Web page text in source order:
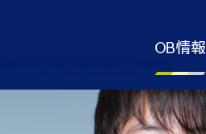
OB情報